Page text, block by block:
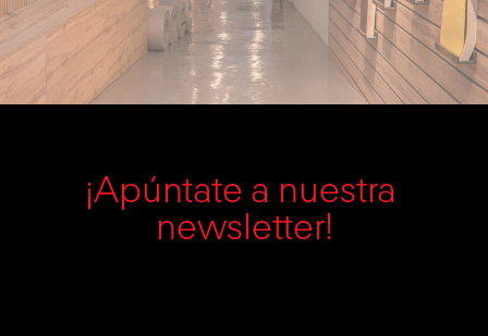
¡Apúntate a nuestra
newsletter!